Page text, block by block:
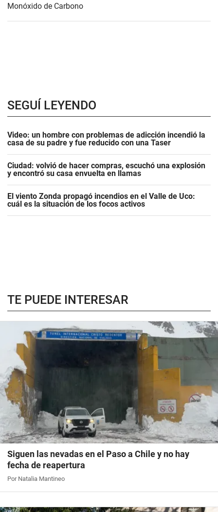
Monóxido de Carbono
SEGUÍ LEYENDO
Video: un hombre con problemas de adicción incendió la
casa de su padre y fue reducido con una Taser
Ciudad: volvió de hacer compras, escuchó una explosión
y encontró su casa envuelta en llamas
El viento Zonda propagó incendios en el Valle de Uco:
cuál es la situación de los focos activos
TE PUEDE INTERESAR
Siguen las nevadas en el Paso a Chile y no hay
fecha de reapertura
Por Natalia Mantineo